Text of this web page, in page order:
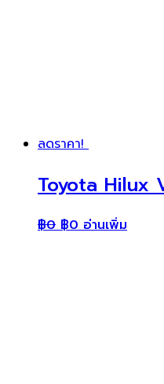
ลดราคา!
Toyota Hilux
฿0 ฿0 อ่านเพิ่ม